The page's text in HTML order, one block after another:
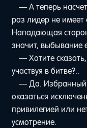
— А теперь
раз лидер не
Нападающая
значит, выбывание
— Хотите
участвуя в битве?..
— Да. Избранный
оказаться
привилегией или
усмотрение.